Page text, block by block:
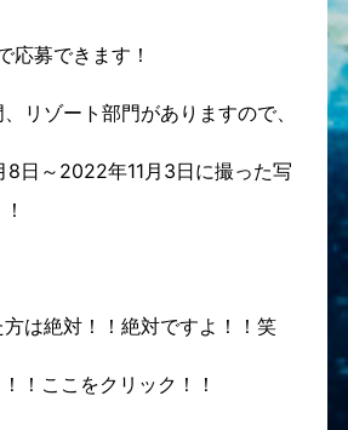
応募できます！
リゾート部門がありますので、
8日～2022年11月3日に撮った写
は絶対！！絶対ですよ！！笑
ここをクリック！！